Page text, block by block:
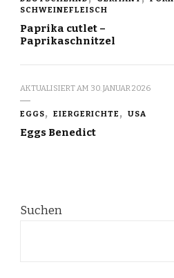
SCHWEINEFLEISCH
Paprika cutlet –
Paprikaschnitzel
AKTUALISIERT AM 30. JANUAR 2026
EGGS EIERGERICHTE USA
Eggs Benedict
Suchen